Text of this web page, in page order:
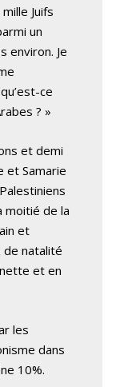
Juifs
un
environ. Je
ce
? »
et demi
et Samarie
moitié de la
et
de natalité
et en
les
dans
10%.